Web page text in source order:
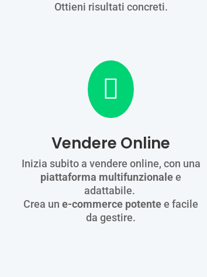
Ottieni risultati concreti.

Vendere Online
Inizia subito a vendere online, con una
piattaforma multifunzionalee
adattabile.
Crea une-commerce potentee facile
da gestire.